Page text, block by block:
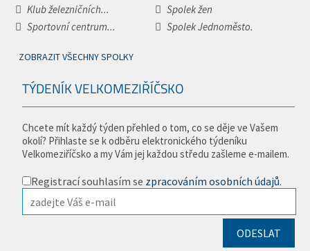
Klub železničních...
Spolek žen
Sportovní centrum...
Spolek Jednoměsto.
ZOBRAZIT VŠECHNY SPOLKY
TÝDENÍK VELKOMEZIŘÍČSKO
Chcete mít každý týden přehled o tom, co se děje ve Vašem
okolí? Přihlaste se k odběru elektronického týdeníku
Velkomeziříčsko a my Vám jej každou středu zašleme e-mailem.
Registrací souhlasím se zpracováním osobních údajů.